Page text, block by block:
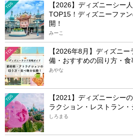
TDS
【2026】ディズニーシー
TOP15！ディズニーファ
開！
みーこ
TDL
【2026年8月】ディズニ
備・おすすめの回り方・食
あやな
TDS
【2021】ディズニーシー
ラクション・レストラン
しろまる